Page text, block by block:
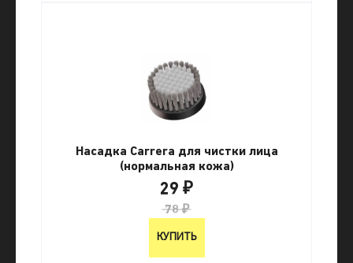
Насадка Carrera для чистки лица
(нормальная кожа)
29 ₽
78 ₽
КУПИТЬ